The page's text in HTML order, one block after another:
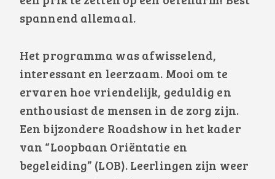
spannend allemaal.
Het programma was afwisselend,
interessant en leerzaam. Mooi om te
ervaren hoe vriendelijk, geduldig en
enthousiast de mensen in de zorg zijn.
Een bijzondere Roadshow in het kader
van “Loopbaan Oriëntatie en
begeleiding” (LOB). Leerlingen zijn weer